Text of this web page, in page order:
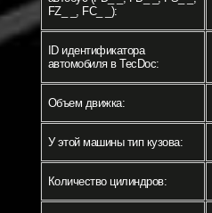
FZ_ _, FC_ _):
ID идентификатора
автомобиля в TecDoc:
Объем движка:
У этой машины тип кузова:
Количество цилиндров: